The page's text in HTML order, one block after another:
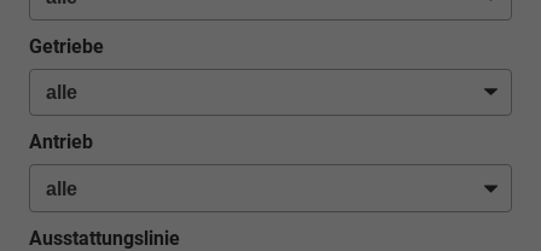
Getriebe
Antrieb
Ausstattungslinie